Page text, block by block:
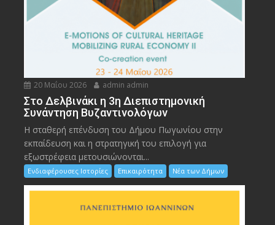
20 Μαΐου 2026 admin admin
Στο Δελβινάκι η 3η Διεπιστημονική
Συνάντηση Βυζαντινολόγων
Η σταθερή επένδυση του Δήμου Πωγωνίου στην
εκπαίδευση και η στρατηγική του επιλογή για
εξωστρέφεια μετουσιώνονται...
Ενδιαφέρουσες Ιστορίες Επικαιρότητα Νέα των Δήμων